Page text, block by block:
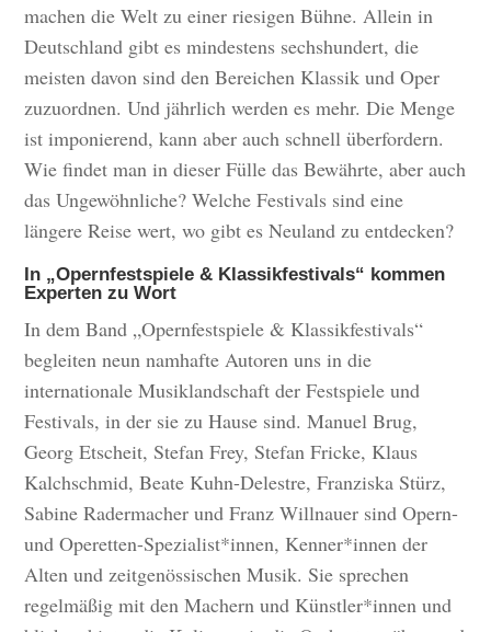
machen die Welt zu einer riesigen Bühne. Allein in
Deutschland gibt es mindestens sechshundert, die
meisten davon sind den Bereichen Klassik und Oper
zuzuordnen. Und jährlich werden es mehr. Die Menge
ist imponierend, kann aber auch schnell überfordern.
Wie findet man in dieser Fülle das Bewährte, aber auch
das Ungewöhnliche? Welche Festivals sind eine
längere Reise wert, wo gibt es Neuland zu entdecken?
In „Opernfestspiele & Klassikfestivals“ kommen
Experten zu Wort
In dem Band „Opernfestspiele & Klassikfestivals“
begleiten neun namhafte Autoren uns in die
internationale Musiklandschaft der Festspiele und
Festivals, in der sie zu Hause sind. Manuel Brug,
Georg Etscheit, Stefan Frey, Stefan Fricke, Klaus
Kalchschmid, Beate Kuhn-Delestre, Franziska Stürz,
Sabine Radermacher und Franz Willnauer sind Opern-
und Operetten-Spezialist*innen, Kenner*innen der
Alten und zeitgenössischen Musik. Sie sprechen
regelmäßig mit den Machern und Künstler*innen und